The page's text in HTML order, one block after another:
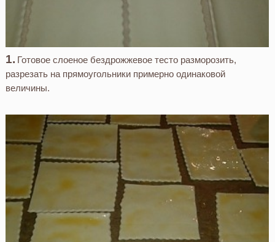
Готовое слоеное бездрожжевое тесто разморозить,
разрезать на прямоугольники примерно одинаковой
величины.